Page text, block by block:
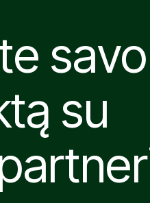
savo
su